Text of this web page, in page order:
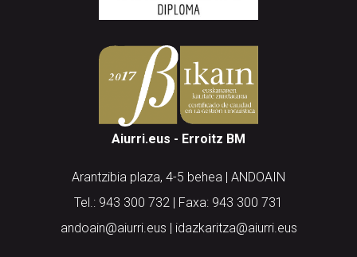
Aiurri.eus - Erroitz BM
Arantzibia plaza, 4-5 behea | ANDOAIN
Tel.: 943 300 732 | Faxa: 943 300 731
andoain@aiurri.eus | idazkaritza@aiurri.eus